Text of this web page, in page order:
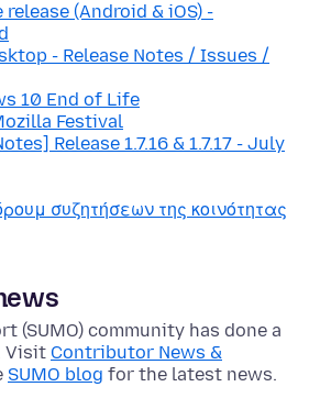
(Android & iOS) -
- Release Notes / Issues /
10 End of Life
Festival
Release 1.7.16 & 1.7.17 - July
συζητήσεων της κοινότητας
(SUMO) community has done a
Visit Contributor News &
SUMO blog for the latest news.